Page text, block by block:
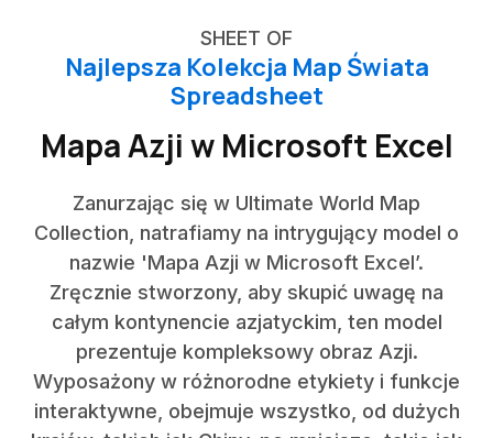
SHEET OF
Najlepsza Kolekcja Map Świata
Spreadsheet
Mapa Azji w Microsoft Excel
Zanurzając się w Ultimate World Map
Collection, natrafiamy na intrygujący model o
nazwie 'Mapa Azji w Microsoft Excel’.
Zręcznie stworzony, aby skupić uwagę na
całym kontynencie azjatyckim, ten model
prezentuje kompleksowy obraz Azji.
Wyposażony w różnorodne etykiety i funkcje
interaktywne, obejmuje wszystko, od dużych